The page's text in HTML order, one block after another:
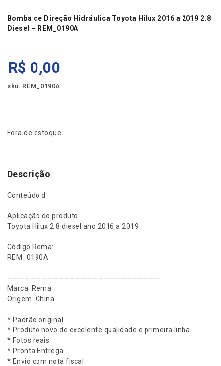
Bomba de Direção Hidráulica Toyota Hilux 2016 a 2019 2.8
Diesel – REM_0190A
R$ 0,00
sku: REM_0190A
Fora de estoque
Descrição
Conteúdo d
Aplicação do produto:
Toyota Hilux 2.8 diesel ano 2016 a 2019
Código Rema:
REM_0190A
———————————————————————————
Marca: Rema
Origem: China
* Padrão original
* Produto novo de excelente qualidade e primeira linha
* Fotos reais
* Pronta Entrega
* Envio com nota fiscal